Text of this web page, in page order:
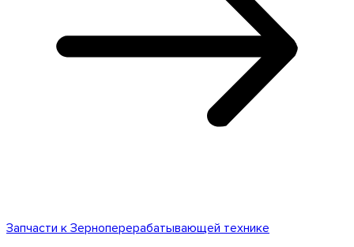
Запчасти к Зерноперерабатывающей технике